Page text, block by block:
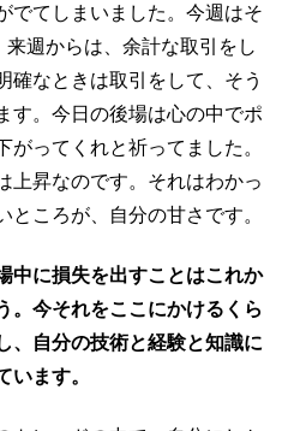
でてしまいました。今週はそ
週からは、余計な取引をし
確なときは取引をして、そう
す。今日の後場は心の中でポ
がってくれと祈ってました。
上昇なのです。それはわかっ
ころが、自分の甘さです。
中に損失を出すことはこれか
。今それをここにかけるくら
、自分の技術と経験と知識に
います。